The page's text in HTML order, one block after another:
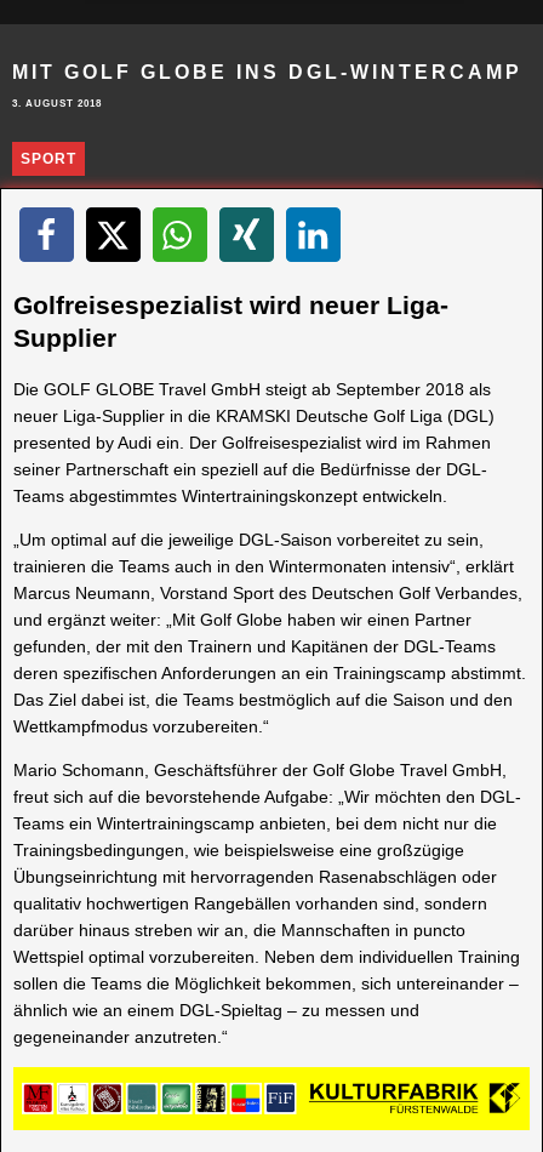
MIT GOLF GLOBE INS DGL-WINTERCAMP
3. AUGUST 2018
SPORT
Golfreisespezialist wird neuer Liga-
Supplier
Die GOLF GLOBE Travel GmbH steigt ab September 2018 als
neuer Liga-Supplier in die KRAMSKI Deutsche Golf Liga (DGL)
presented by Audi ein. Der Golfreisespezialist wird im Rahmen
seiner Partnerschaft ein speziell auf die Bedürfnisse der DGL-
Teams abgestimmtes Wintertrainingskonzept entwickeln.
„Um optimal auf die jeweilige DGL-Saison vorbereitet zu sein,
trainieren die Teams auch in den Wintermonaten intensiv“, erklärt
Marcus Neumann, Vorstand Sport des Deutschen Golf Verbandes,
und ergänzt weiter: „Mit Golf Globe haben wir einen Partner
gefunden, der mit den Trainern und Kapitänen der DGL-Teams
deren spezifischen Anforderungen an ein Trainingscamp abstimmt.
Das Ziel dabei ist, die Teams bestmöglich auf die Saison und den
Wettkampfmodus vorzubereiten.“
Mario Schomann, Geschäftsführer der Golf Globe Travel GmbH,
freut sich auf die bevorstehende Aufgabe: „Wir möchten den DGL-
Teams ein Wintertrainingscamp anbieten, bei dem nicht nur die
Trainingsbedingungen, wie beispielsweise eine großzügige
Übungseinrichtung mit hervorragenden Rasenabschlägen oder
qualitativ hochwertigen Rangebällen vorhanden sind, sondern
darüber hinaus streben wir an, die Mannschaften in puncto
Wettspiel optimal vorzubereiten. Neben dem individuellen Training
sollen die Teams die Möglichkeit bekommen, sich untereinander –
ähnlich wie an einem DGL-Spieltag – zu messen und
gegeneinander anzutreten.“